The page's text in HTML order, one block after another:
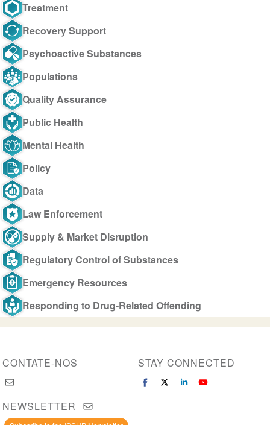
Treatment
Recovery Support
Psychoactive Substances
Populations
Quality Assurance
Public Health
Mental Health
Policy
Data
Law Enforcement
Supply & Market Disruption
Regulatory Control of Substances
Emergency Resources
Responding to Drug-Related Offending
CONTATE-NOS STAY CONNECTED
NEWSLETTER